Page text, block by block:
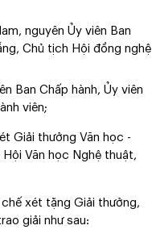
nguyên Ủy viên Ban
Chủ tịch Hội đồng nghệ
Ban Chấp hành, Ủy viên
viên;
Giải thưởng Văn học -
Văn học Nghệ thuật,
xét tặng Giải thưởng,
giải như sau: